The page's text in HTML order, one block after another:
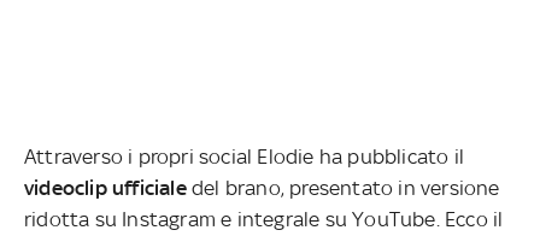
Attraverso i propri social Elodie ha pubblicato il
videoclip ufficialedel brano, presentato in versione
ridotta su Instagram e integrale su YouTube. Ecco il